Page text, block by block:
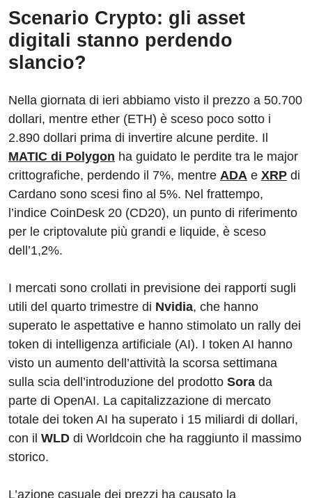
Scenario Crypto: gli asset
digitali stanno perdendo
slancio?
Nella giornata di ieri abbiamo visto il prezzo a 50.700
dollari, mentre ether (ETH) è sceso poco sotto i
2.890 dollari prima di invertire alcune perdite. Il
MATIC di Polygon ha guidato le perdite tra le major
crittografiche, perdendo il 7%, mentre ADA e XRP di
Cardano sono scesi fino al 5%. Nel frattempo,
l’indice CoinDesk 20 (CD20), un punto di riferimento
per le criptovalute più grandi e liquide, è sceso
dell’1,2%.
I mercati sono crollati in previsione dei rapporti sugli
utili del quarto trimestre di Nvidia, che hanno
superato le aspettative e hanno stimolato un rally dei
token di intelligenza artificiale (AI). I token AI hanno
visto un aumento dell’attività la scorsa settimana
sulla scia dell’introduzione del prodotto Sora da
parte di OpenAI. La capitalizzazione di mercato
totale dei token AI ha superato i 15 miliardi di dollari,
con il WLD di Worldcoin che ha raggiunto il massimo
storico.
L’azione casuale dei prezzi ha causato la